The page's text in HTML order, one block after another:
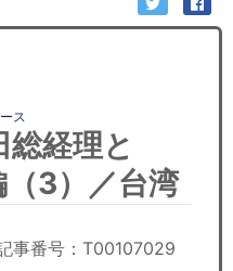
ス
経理と
3）／台湾
事番号：T00107029